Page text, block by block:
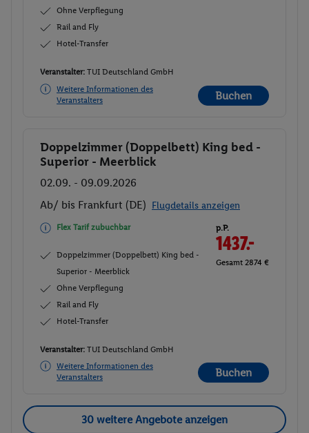
Ohne Verpflegung
Rail and Fly
Hotel-Transfer
Veranstalter: TUI Deutschland GmbH
Weitere Informationen des
Veranstalters
Buchen
Buchen
Doppelzimmer (Doppelbett) King bed -
Superior - Meerblick
02.09. - 09.09.2026
Ab/ bis Frankfurt (DE) Flugdetails anzeigen
Flex Tarif zubuchbar
Doppelzimmer (Doppelbett) King bed -
Superior - Meerblick
Ohne Verpflegung
Rail and Fly
Hotel-Transfer
p.P.
1437.-
Gesamt 2874 €
Veranstalter: TUI Deutschland GmbH
Weitere Informationen des
Veranstalters
Buchen
30 weitere Angebote anzeigen